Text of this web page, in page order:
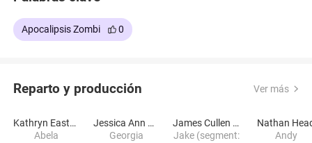
Apocalipsis Zombi 0
Reparto y producción Ver más
Kathryn Eastwood
Abela
Jessica Ann Brownlie
Georgia
James Cullen Bressack
Jake (segment:
Nathan
Andy